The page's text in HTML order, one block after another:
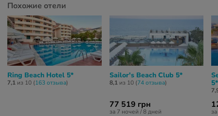
Похожие отели
Ring Beach Hotel 5*
7,1 из 10 (163 отзывa)
Sailor's Beach Club 5*
8,1из 10 (74 отзывa)
77 519 грн
за 7 ночей / 8 дней
5*